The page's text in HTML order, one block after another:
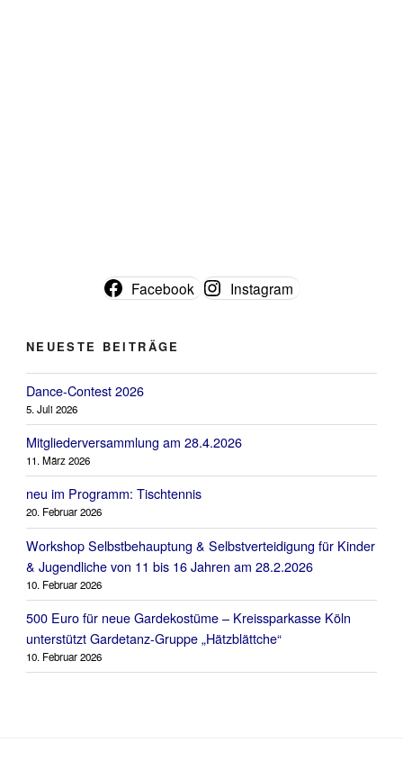
Facebook Instagram
NEUESTE BEITRÄGE
Dance-Contest 2026
5. Juli 2026
Mitgliederversammlung am 28.4.2026
11. März 2026
neu im Programm: Tischtennis
20. Februar 2026
Workshop Selbstbehauptung & Selbstverteidigung für Kinder
& Jugendliche von 11 bis 16 Jahren am 28.2.2026
10. Februar 2026
500 Euro für neue Gardekostüme – Kreissparkasse Köln
unterstützt Gardetanz-Gruppe „Hätzblättche“
10. Februar 2026